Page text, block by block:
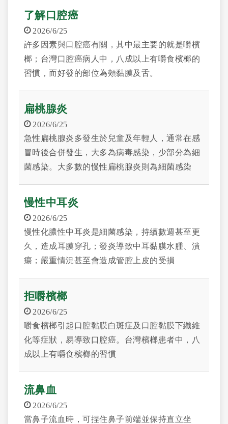
了解口腔癌
2026/6/25
許多因素與口腔癌有關，其中最主要的就是嚼檳
榔；台灣口腔癌病人中，八成以上有嚼食檳榔的
習慣，而好發的部位為頰黏膜及舌。
扁桃腺炎
2026/6/25
急性扁桃腺炎多發生於兒童及年輕人，通常在感
冒時後合併發生，大多為病毒感染，少部分為細
菌感染。大多數的慢性扁桃腺炎則為細菌感染
慢性中耳炎
2026/6/25
慢性化膿性中耳炎是細菌感染，持續數週甚至更
久，造成耳膜穿孔；發炎導致中耳黏膜水腫、潰
瘍；嚴重情況甚至會造成管腔上皮的受損
拒嚼檳榔
2026/6/25
嚼食檳榔引起口腔黏膜白斑症及口腔黏膜下纖維
化等症狀，易導致口腔癌。台灣檳榔患者中，八
成以上有嚼食檳榔的習慣
流鼻血
2026/6/25
當鼻子流血時，可捏住鼻子前端並保持直立坐